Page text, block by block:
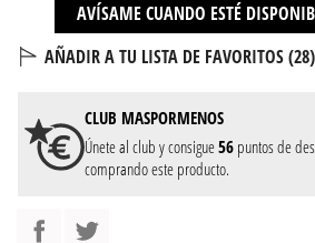
AVÍSAME CUANDO ESTÉ
AÑADIR A TU LISTA DE FAVORITOS (28)
CLUB MASPORMENOS
Únete al club y consigue56 puntos de
comprando este producto.